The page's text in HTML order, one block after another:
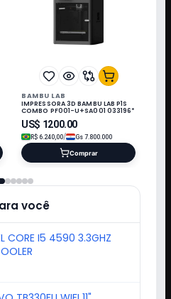
BAMBU LAB
IMPRESSORA 3D BAMBU LAB P1S
COMBO PF001-U+SA001 033196*
US$ 1200.00
R$6.240,00/ Gs7.800.000
você
CORE I5 4590 3.3GHZ